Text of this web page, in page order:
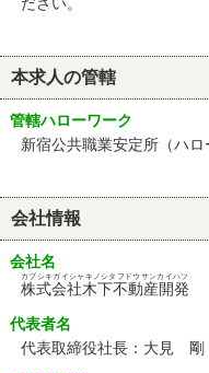
本求人の管轄
管轄ハローワーク
新宿公共職業安定所（ハロ
会社情報
会社名
株式会社木下不動産開発
カブシキガイシャキノシタフドウサンカイハツ
代表者名
代表取締役社長：大見 剛